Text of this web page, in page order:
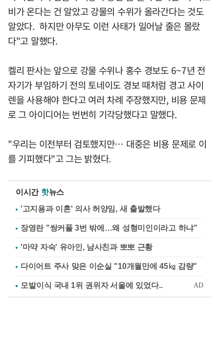
비가 온다는 건 알았고 강물의 수위가 올라간다는 것도
알았다. 하지만 아무도 이런 사태가 일어날 줄은 몰랐
다"고 말했다.
켈리 판사는 앞으로 강물 수위나 홍수 경보도 6~7년 전
자기가 부임하기 전의 토네이도 경보 때처럼 경고 사이
렌을 사용해야 한다고 여러 차례 주장했지만, 비용 문제
로 그 아이디어는 번번히 기각당했다고 말했다.
"우리는 이전부터 검토했지만… 대중은 비용 문제로 이
를 기피했다"고 그는 밝혔다.
이시간 핫뉴스
'고지용과 이혼' 의사 허양임, 새 출발했다
장영란 "쌍커풀 3번 밖에…왜 성형미인이라고 하냐"
'마약 자숙' 유아인, 남사친과 뽀뽀 근황
다이어트 주사 맞은 이순실 "10개월만에 45㎏ 감량"